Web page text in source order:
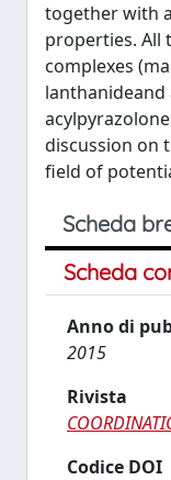
together with
properties. All
complexes
discussion on
field of
Scheda
Scheda
Anno di
2015
Rivista
Codice DOI